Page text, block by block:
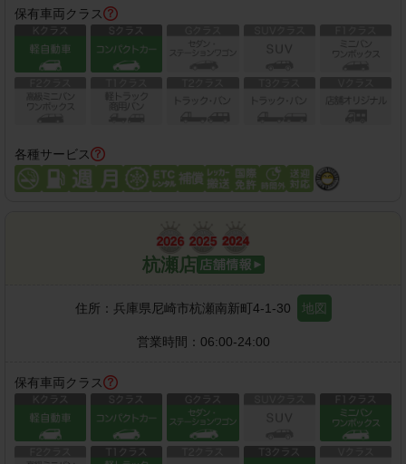
保有車両クラス
各種サービス
杭瀬店
住所： 兵庫県尼崎市杭瀬南新町4-1-30 地図
営業時間： 06:00-24:00
保有車両クラス